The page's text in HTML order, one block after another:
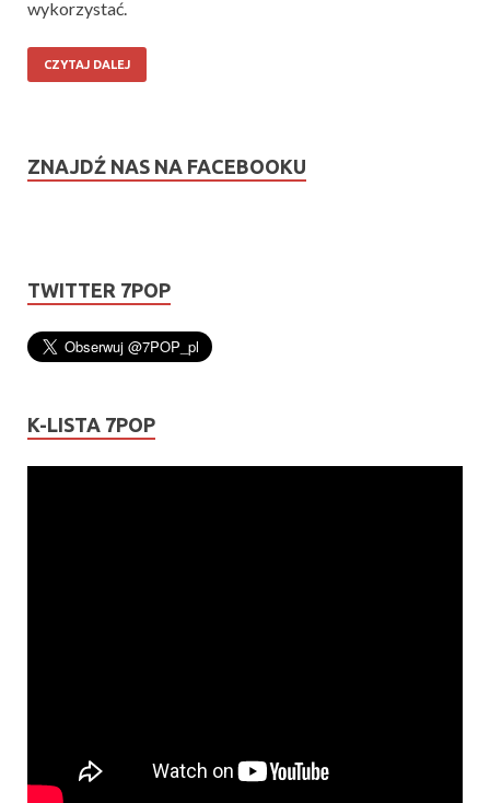
wykorzystać.
CZYTAJ DALEJ
ZNAJDŹ NAS NA FACEBOOKU
TWITTER 7POP
K-LISTA 7POP